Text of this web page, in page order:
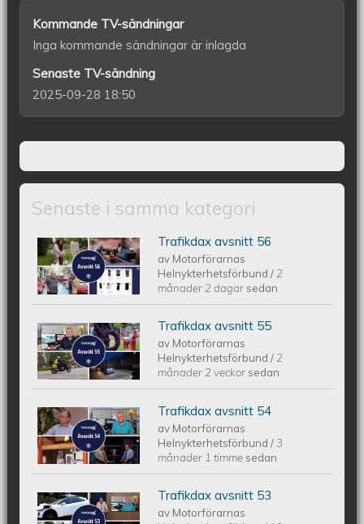
Kommande TV-sändningar
Inga kommande sändningar är inlagda
Senaste TV-sändning
2025-09-28 18:50
Senaste i samma kategori
Trafikdax - Avsnitt 56
Trafikdax avsnitt 56
av Motorförarnas
Helnykterhetsförbund/ 2
månader 2 dagar sedan
Trafikdax - Avsnitt 55
Trafikdax avsnitt 55
av Motorförarnas
Helnykterhetsförbund/ 2
månader 2 veckor sedan
Trafikdax avsnitt 54
Trafikdax avsnitt 54
av Motorförarnas
Helnykterhetsförbund/3
månader 1 timme sedan
Trafikdax - Avsnitt 53
Trafikdax avsnitt 53
av Motorförarnas